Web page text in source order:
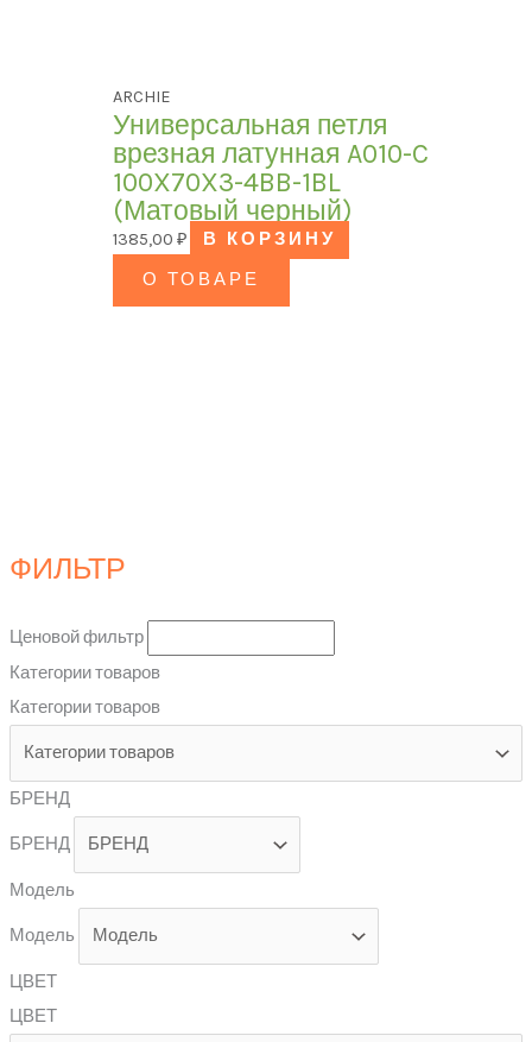
ФИЛЬТР
Ценовой фильтр
Категории товаров
Категории товаров
БРЕНД
БРЕНД
Модель
Модель
ЦВЕТ
ЦВЕТ
ARCHIE
Универсальная петля
врезная латунная A010-C
100X70X3-4BB-1BL
(Матовый черный)
1385,00₽
В КОРЗИНУ
О ТОВАРЕ